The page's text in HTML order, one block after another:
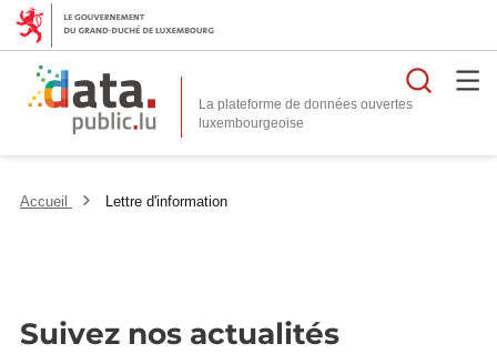
La plateforme de données ouvertes
Accueil Lettre d'information
Suivez nos actualités